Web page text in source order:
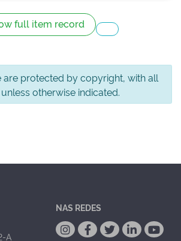
full item record
are protected by copyright, with all
otherwise indicated.
A
NAS REDES